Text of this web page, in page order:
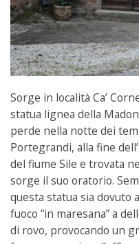
Sorge in località Ca’
statua lignea della
perde nella notte dei
Portegrandi, alla fine
del fiume Sile e trovata
sorge il suo oratorio.
questa statua sia dovuto
fuoco “in maresana” a
di rovo, provocando un